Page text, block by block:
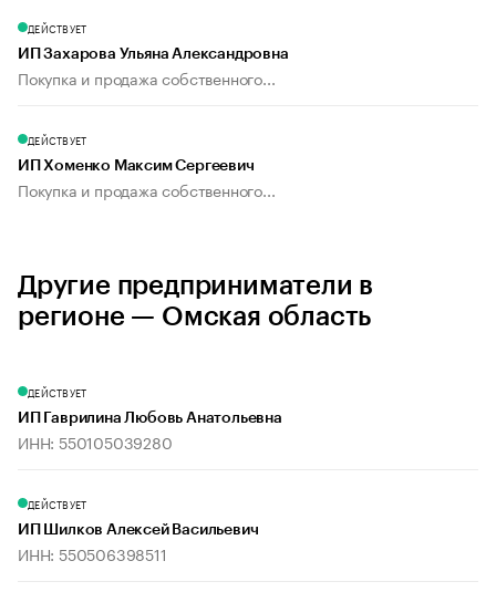
ДЕЙСТВУЕТ
ИП Захарова Ульяна Александровна
Покупка и продажа собственного...
ДЕЙСТВУЕТ
ИП Хоменко Максим Сергеевич
Покупка и продажа собственного...
Другие предприниматели в
регионе — Омская область
ДЕЙСТВУЕТ
ИП Гаврилина Любовь Анатольевна
ИНН: 550105039280
ДЕЙСТВУЕТ
ИП Шилков Алексей Васильевич
ИНН: 550506398511